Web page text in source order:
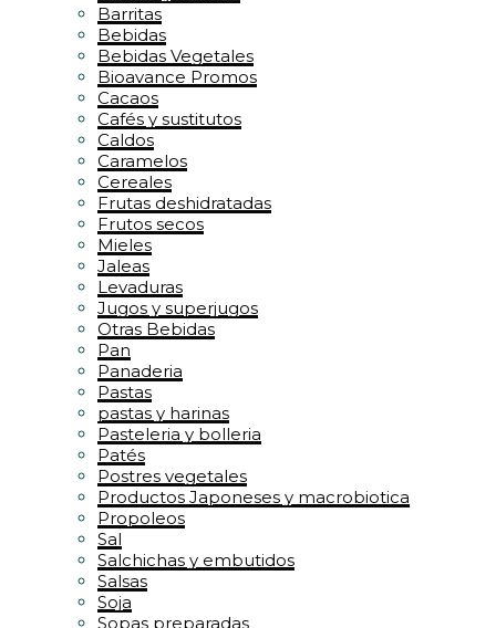
Barritas
Bebidas
Bebidas Vegetales
Bioavance Promos
Cacaos
Cafés y sustitutos
Caldos
Caramelos
Cereales
Frutas deshidratadas
Frutos secos
Mieles
Jaleas
Levaduras
Jugos y superjugos
Otras Bebidas
Pan
Panaderia
Pastas
pastas y harinas
Pasteleria y bolleria
Patés
Postres vegetales
Productos Japoneses y macrobiotica
Propoleos
Sal
Salchichas y embutidos
Salsas
Soja
Sopas preparadas